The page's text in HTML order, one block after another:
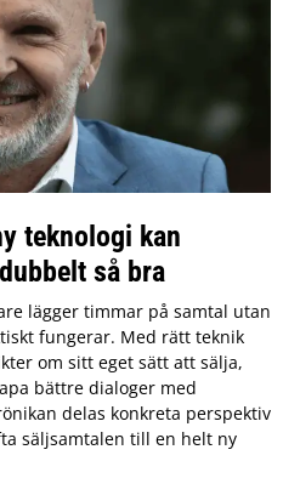
teknologi kan
så bra
lägger timmar på samtal utan
fungerar. Med rätt teknik
om sitt eget sätt att sälja,
bättre dialoger med
delas konkreta perspektiv
säljsamtalen till en helt ny